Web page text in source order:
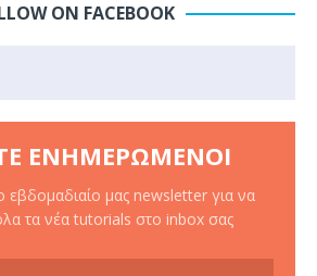
ON FACEBOOK
ΕΝΗΜΕΡΩΜΈΝΟΙ
εβδομαδιαίο μας newsletter για να
τα νέα tutorials στο inbox σας